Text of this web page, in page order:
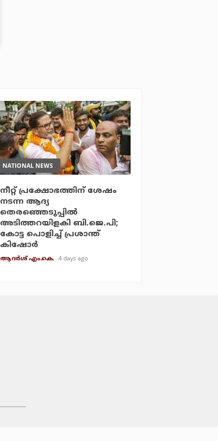
NATIONAL NEWS
നീറ്റ് പ്രക്ഷോഭത്തിന് ശേഷം
നടന്ന ആദ്യ
തെരഞ്ഞെടുപ്പില്‍
അടിത്തറയിളകി ബി.ജെ.പി;
കോട്ട പൊളിച്ച് പ്രശാന്ത്
കിഷോര്‍
ആദർശ് എം.കെ. 4 days ago